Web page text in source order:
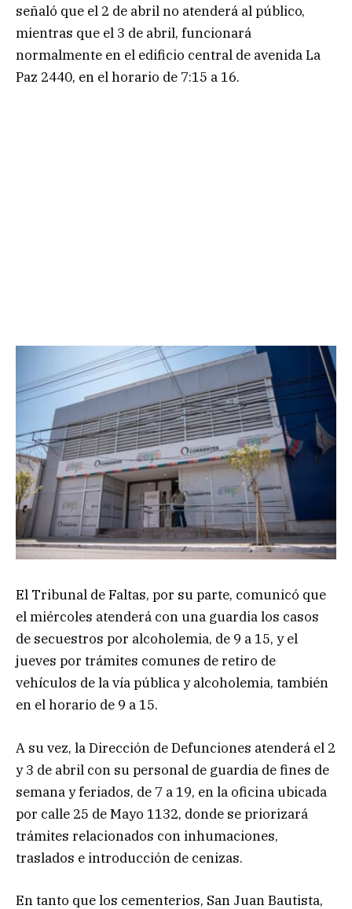
señaló que el 2 de abril no atenderá al público,
mientras que el 3 de abril, funcionará
normalmente en el edificio central de avenida La
Paz 2440, en el horario de 7:15 a 16.
El Tribunal de Faltas, por su parte, comunicó que
el miércoles atenderá con una guardia los casos
de secuestros por alcoholemia, de 9 a 15, y el
jueves por trámites comunes de retiro de
vehículos de la vía pública y alcoholemia, también
en el horario de 9 a 15.
A su vez, la Dirección de Defunciones atenderá el 2
y 3 de abril con su personal de guardia de fines de
semana y feriados, de 7 a 19, en la oficina ubicada
por calle 25 de Mayo 1132, donde se priorizará
trámites relacionados con inhumaciones,
traslados e introducción de cenizas.
En tanto que los cementerios, San Juan Bautista,